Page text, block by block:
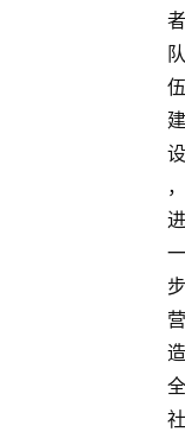
者
队
伍
建
设
，
进
一
步
营
造
全
社